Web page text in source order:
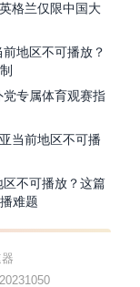
格兰仅限中国大
地区不可播放？
专属体育观赛指
当前地区不可播
不可播放？这篇
难题